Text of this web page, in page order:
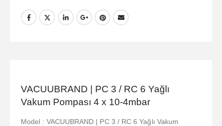
VACUUBRAND | PC 3 / RC 6 Yağlı
Vakum Pompası 4 x 10-4mbar
Model : VACUUBRAND | PC 3 / RC 6 Yağlı Vakum